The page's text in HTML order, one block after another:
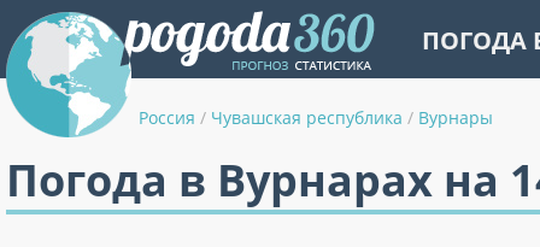
ПОГОДА
Россия / Чувашская республика / Вурнары
Погода в Вурнарах на